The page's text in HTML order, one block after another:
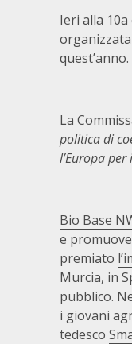
Ieri alla
quest’anno.
La
politica di
l’Europa
Bio Base
e
premiato
Murcia, in
pubblico.
i giovani
tedesco